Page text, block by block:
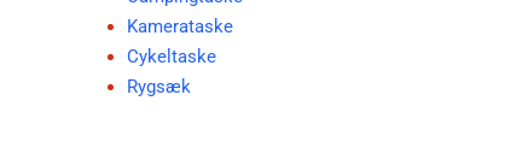
Kamerataske
Cykeltaske
Rygsæk